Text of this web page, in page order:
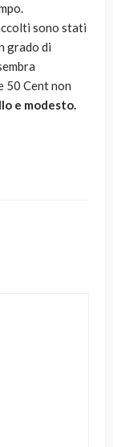
sono stati
grado di
50 Cent non
e modesto.